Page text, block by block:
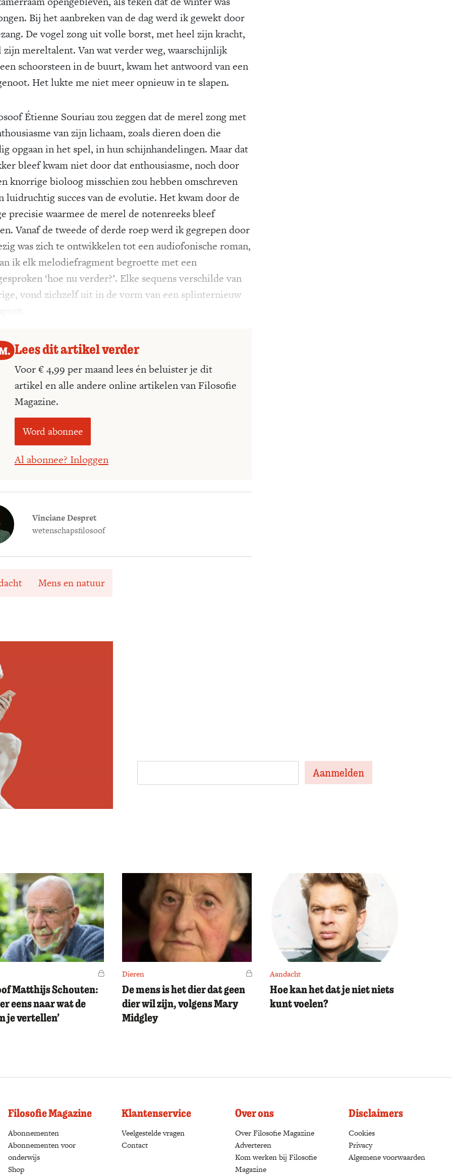
Bij het aanbreken van de dag werd ik gewekt door
De vogel zong uit volle borst, met heel zijn kracht,
zijn mereltalent. Van wat verder weg, waarschijnlijk
schoorsteen in de buurt, kwam het antwoord van een
Het lukte me niet meer opnieuw in te slapen.
Étienne Souriau zou zeggen dat de merel zong met
van zijn lichaam, zoals dieren doen die
opgaan in het spel, in hun schijnhandelingen. Maar dat
bleef kwam niet door dat enthousiasme, noch door
knorrige bioloog misschien zou hebben omschreven
luidruchtig succes van de evolutie. Het kwam door de
precisie waarmee de merel de notenreeks bleef
Vanaf de tweede of derde roep werd ik gegrepen door
was zich te ontwikkelen tot een audiofonische roman,
ik elk melodiefragment begroette met een
‘hoe nu verder?’. Elke sequens verschilde van
vond zichzelf uit in de vorm van een splinternieuw
Lees dit artikel verder
Voor € 4,99 per maand lees én beluister je dit
artikel en alle andere online artikelen van Filosofie
Magazine.
Word abonnee
Al abonnee? Inloggen
Vinciane Despret
wetenschapsfilosoof
Mens en natuur
Voor leden
Matthijs Schouten:
eens naar wat de
je vertellen’
Dieren Voor leden
De mens is het dier dat geen
dier wil zijn, volgens Mary
Midgley
Aandacht
Hoe kan het dat je niet niets
kunt voelen?
Filosofie Magazine
Abonnementen (opens in a new tab)
Abonnementen voor
onderwijs
Shop
Klantenservice
Veelgestelde vragen
Contact
Over ons
Over Filosofie Magazine
Adverteren
Kom werken bij Filosofie
Magazine
Disclaimers
Cookies
Privacy
Algemene voorwaarden